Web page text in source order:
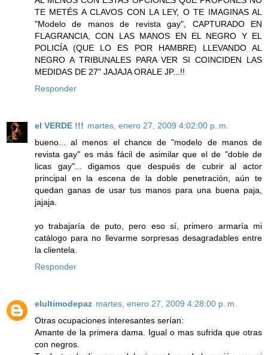
TE METÉS A CLAVOS CON LA LEY, O TE IMAGINAS AL
"Modelo de manos de revista gay", CAPTURADO EN
FLAGRANCIA, CON LAS MANOS EN EL NEGRO Y EL
POLICÍA (QUE LO ES POR HAMBRE) LLEVANDO AL
NEGRO A TRIBUNALES PARA VER SI COINCIDEN LAS
MEDIDAS DE 27" JAJAJA ORALE JP...!!
Responder
el VERDE !!! martes, enero 27, 2009 4:02:00 p. m.
bueno... al menos el chance de "modelo de manos de
revista gay" es más fácil de asimilar que el de "doble de
licas gay"... digamos que después de cubrir al actor
principal en la escena de la doble penetración, aún te
quedan ganas de usar tus manos para una buena paja,
jajaja.
yo trabajaría de puto, pero eso sí, primero armaría mi
catálogo para no llevarme sorpresas desagradables entre
la clientela.
Responder
elultimodepaz martes, enero 27, 2009 4:28:00 p. m.
Otras ocupaciones interesantes serían:
Amante de la primera dama. Igual o mas sufrida que otras
con negros.